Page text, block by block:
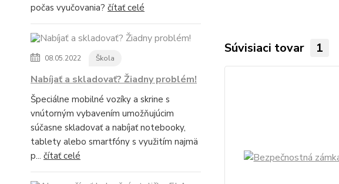
počas vyučovania? čítať celé
08.05.2022 Škola
Nabíjať a skladovať? Žiadny problém!
Špeciálne mobilné vozíky a skrine s
vnútorným vybavením umožňujúcim
súčasne skladovať a nabíjať notebooky,
tablety alebo smartfóny s využitím najmä
p... čítať celé
Súvisiaci tovar 1